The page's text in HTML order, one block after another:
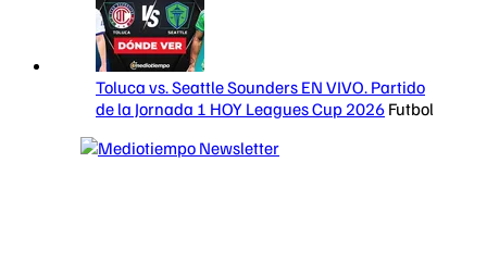
Toluca vs. Seattle Sounders EN VIVO. Partido
de la Jornada 1 HOY Leagues Cup 2026 Futbol